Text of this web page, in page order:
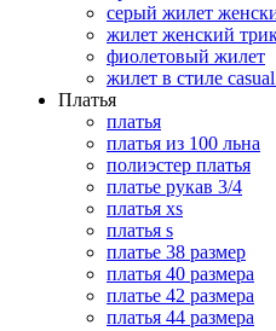
серый жилет
жилет женский
фиолетовый жилет
жилет в стиле
Платья
платья
платья из 100 льна
полиэстер платья
платье рукав 3/4
платья xs
платья s
платье 38 размер
платья 40 размера
платье 42 размера
платья 44 размера